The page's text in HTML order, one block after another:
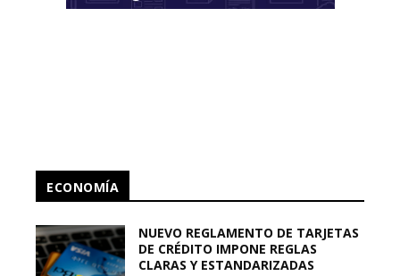
ECONOMÍA
NUEVO REGLAMENTO DE TARJETAS
DE CRÉDITO IMPONE REGLAS
CLARAS Y ESTANDARIZADAS